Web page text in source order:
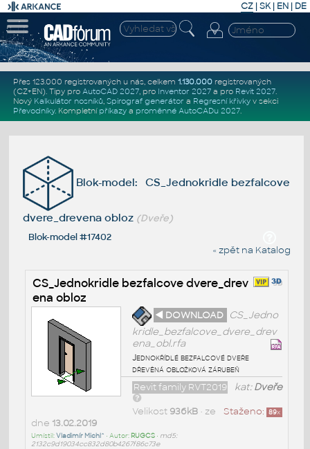
CZ | SK| EN | DE
Přes 123.000 registrovaných u nás, celkem 1.130.000registrovaných
(CZ+EN). Tipy pro AutoCAD 2027, pro Inventor 2027a pro Revit 2027.
Nový Kalkulátor nosníků, Spirograf generátor a Regresní křivkyv sekci
Převodníky. Kompletní příkazya proměnné AutoCADu 2027.
Blok-model: CS_Jednokridle bezfalcove
dvere_drevena obloz (Dveře)
Blok-model #17402
« zpět na Katalog
CS_Jednokridle bezfalcove dvere_drev
ena obloz
◄ DOWNLOAD CS_Jedno
kridle_bezfalcove_dvere_drev
ena_obl.rfa
Jednokřídlé bezfalcové dveře
dřevěná obložková zárubeň
kat:Dveře
Revit family RVT2019
Staženo: 89x
Velikost 936kB• ze
dne 13.02.2019
Umístil:Vladimír Michl^ • Autor: RUGCS• md5:
2132c9d19034cc832d80b4267f86c73e